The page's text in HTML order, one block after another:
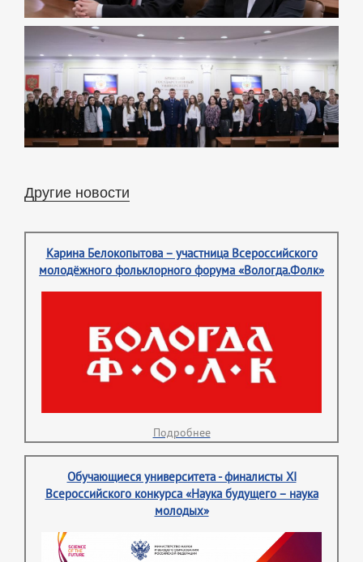
Другие новости
Карина Белокопытова – участница Всероссийского
молодёжного фольклорного форума «Вологда.Фолк»
Подробнее
Обучающиеся университета - финалисты XI
Всероссийского конкурса «Наука будущего – наука
молодых»